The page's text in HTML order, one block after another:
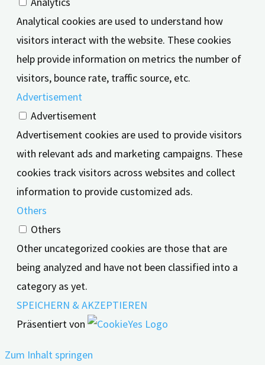
Analytical cookies are used to understand how
visitors interact with the website. These cookies
help provide information on metrics the number of
visitors, bounce rate, traffic source, etc.
Advertisement
Advertisement
Advertisement cookies are used to provide visitors
with relevant ads and marketing campaigns. These
cookies track visitors across websites and collect
information to provide customized ads.
Others
Others
Other uncategorized cookies are those that are
being analyzed and have not been classified into a
category as yet.
SPEICHERN & AKZEPTIEREN
Präsentiert von
Zum Inhalt springen